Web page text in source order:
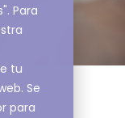
Para
tu
Se
para